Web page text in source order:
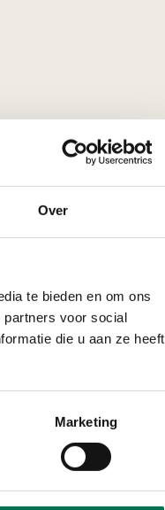
Over
te bieden en om ons
partners voor social
die u aan ze heeft
Marketing
Gorinchem